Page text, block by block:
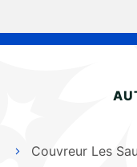
Couvreur Les